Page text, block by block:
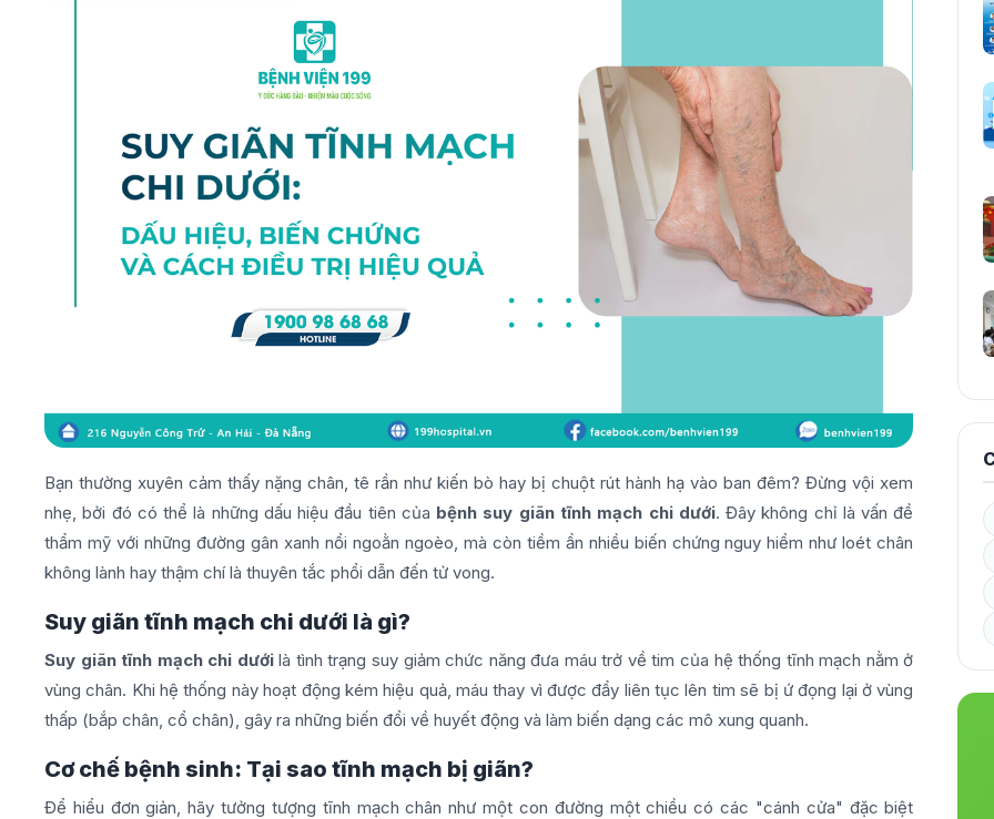
Bạn thường xuyên cảm thấy nặng chân, tê rần như kiến bò hay bị chuột rút hành hạ vào ban đêm? Đừng vội xem
nhẹ, bởi đó có thể là những dấu hiệu đầu tiên của bệnh suy giãn tĩnh mạch chi dưới. Đây không chỉ là vấn đề
thẩm mỹ với những đường gân xanh nổi ngoằn ngoèo, mà còn tiềm ẩn nhiều biến chứng nguy hiểm như loét chân
không lành hay thậm chí là thuyên tắc phổi dẫn đến tử vong.
Suy giãn tĩnh mạch chi dưới là gì?
Suy giãn tĩnh mạch chi dướilà tình trạng suy giảm chức năng đưa máu trở về tim của hệ thống tĩnh mạch nằm ở
vùng chân. Khi hệ thống này hoạt động kém hiệu quả, máu thay vì được đẩy liên tục lên tim sẽ bị ứ đọng lại ở vùng
thấp (bắp chân, cổ chân), gây ra những biến đổi về huyết động và làm biến dạng các mô xung quanh.
Cơ chế bệnh sinh: Tại sao tĩnh mạch bị giãn?
Để hiểu đơn giản, hãy tưởng tượng tĩnh mạch chân như một con đường một chiều có các "cánh cửa" đặc biệt